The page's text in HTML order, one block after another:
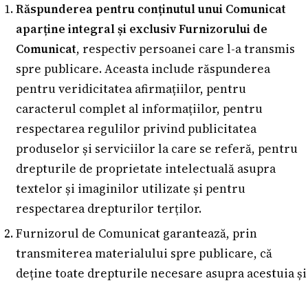
Răspunderea pentru conținutul unui Comunicat
aparține integral și exclusiv Furnizorului de
Comunicat, respectiv persoanei care l-a transmis
spre publicare. Aceasta include răspunderea
pentru veridicitatea afirmațiilor, pentru
caracterul complet al informațiilor, pentru
respectarea regulilor privind publicitatea
produselor și serviciilor la care se referă, pentru
drepturile de proprietate intelectuală asupra
textelor și imaginilor utilizate și pentru
respectarea drepturilor terților.
Furnizorul de Comunicat garantează, prin
transmiterea materialului spre publicare, că
deține toate drepturile necesare asupra acestuia și